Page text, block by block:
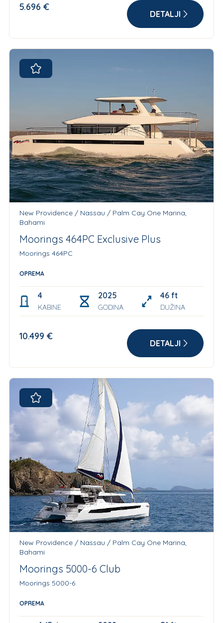
5.696 €
DETALJI
New Providence / Nassau / Palm Cay One Marina,
Bahami
Moorings 464PC Exclusive Plus
Moorings 464PC
OPREMA
4
KABINE
2025
GODINA
46 ft
DUŽINA
10.499 €
DETALJI
New Providence / Nassau / Palm Cay One Marina,
Bahami
Moorings 5000-6 Club
Moorings 5000-6
OPREMA